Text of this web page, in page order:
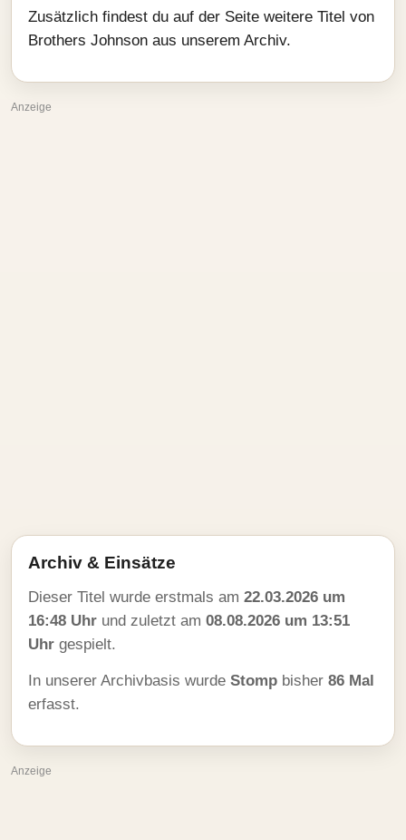
Zusätzlich findest du auf der Seite weitere Titel von
Brothers Johnson aus unserem Archiv.
Anzeige
Archiv & Einsätze
Dieser Titel wurde erstmals am 22.03.2026 um
16:48 Uhr und zuletzt am 08.08.2026 um 13:51
Uhr gespielt.
In unserer Archivbasis wurde Stomp bisher 86 Mal
erfasst.
Anzeige